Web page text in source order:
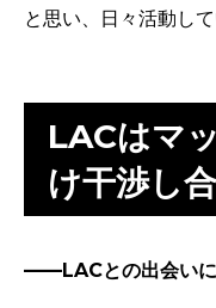
と思い、日々活動して
LACはマ
け干渉し
——LACとの出会いに